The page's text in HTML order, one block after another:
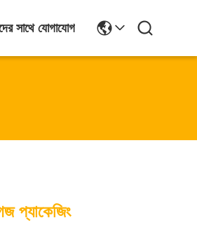
সাথে যোগাযোগ
প্যাকেজিং